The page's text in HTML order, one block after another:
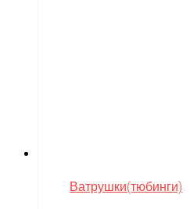
Ватрушки(тюбинги)